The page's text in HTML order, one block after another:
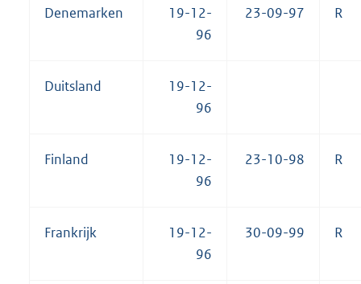
Denemarken
19-12-
96
23-09-97 R
Duitsland
19-12-
96
Finland
19-12-
96
23-10-98 R
Frankrijk
19-12-
96
30-09-99 R